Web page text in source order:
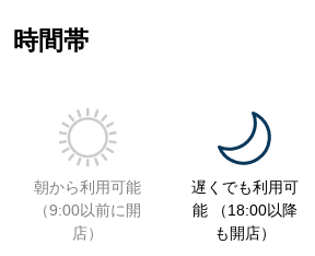
時間帯
朝から利用可能
（9:00以前に開
店）
遅くでも利用可
能 （18:00以降
も開店）